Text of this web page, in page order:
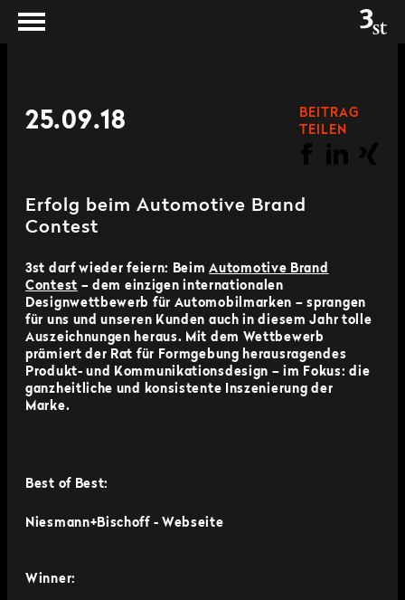
25.09.18
BEITRAG
TEILEN
Erfolg beim Automotive Brand
Contest
3st darf wieder feiern: BeimAutomotive Brand
Contest – dem einzigen internationalen
Designwettbewerb für Automobilmarken – sprangen
für uns und unseren Kunden auch in diesem Jahr tolle
Auszeichnungen heraus. Mit dem Wettbewerb
prämiert der Rat für Formgebung herausragendes
Produkt- und Kommunikationsdesign – im Fokus: die
ganzheitliche und konsistente Inszenierung der
Marke.
Best of Best:
Niesmann+Bischoff - Webseite
Winner: